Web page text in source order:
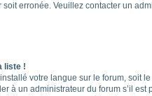
erronée. Veuillez contacter un
liste !
votre langue sur le forum, soit
à un administrateur du forum s’il